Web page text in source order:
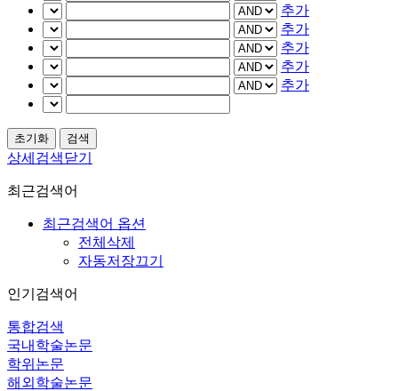
추가
추가
추가
추가
추가
상세검색닫기
최근검색어
최근검색어 옵션
전체삭제
자동저장끄기
인기검색어
통합검색
국내학술논문
학위논문
해외학술논문